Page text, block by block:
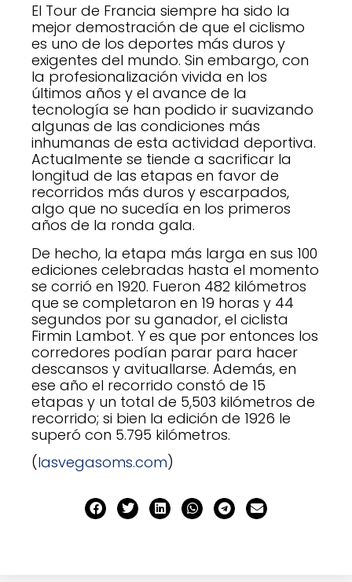
El Tour de Francia siempre ha sido la
mejor demostración de que el ciclismo
es uno de los deportes más duros y
exigentes del mundo. Sin embargo, con
la profesionalización vivida en los
últimos años y el avance de la
tecnología se han podido ir suavizando
algunas de las condiciones más
inhumanas de esta actividad deportiva.
Actualmente se tiende a sacrificar la
longitud de las etapas en favor de
recorridos más duros y escarpados,
algo que no sucedía en los primeros
años de la ronda gala.
De hecho, la etapa más larga en sus 100
ediciones celebradas hasta el momento
se corrió en 1920. Fueron 482 kilómetros
que se completaron en 19 horas y 44
segundos por su ganador, el ciclista
Firmin Lambot. Y es que por entonces los
corredores podían parar para hacer
descansos y avituallarse. Además, en
ese año el recorrido constó de 15
etapas y un total de 5,503 kilómetros de
recorrido; si bien la edición de 1926 le
superó con 5.795 kilómetros.
(lasvegasoms.com)